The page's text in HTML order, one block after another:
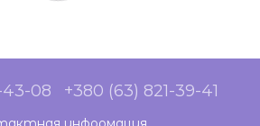
43-08 +380 (63) 821-39-41